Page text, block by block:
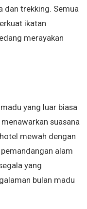
dan trekking. Semua
ikatan
merayakan
yang luar biasa
suasana
mewah dengan
alam
yang
bulan madu